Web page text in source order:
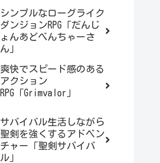
シンプルなローグライク
ダンジョンRPG「だんじ
ょんあどべんちゃーさ
ん」
爽快でスピード感のある
アクション
RPG「Grimvalor」
サバイバル生活しながら
聖剣を強くするアドベン
チャー「聖剣サバイバ
ル」